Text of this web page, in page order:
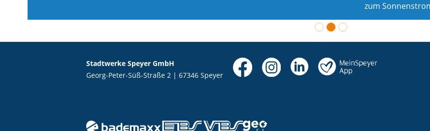
zum
Stadtwerke Speyer GmbH
Georg-Peter-Süß-Straße 2 | 67346 Speyer